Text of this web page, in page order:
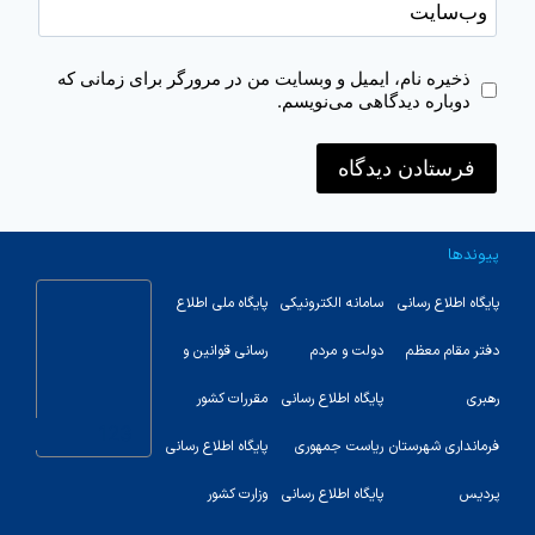
وب‌سایت
ذخیره نام، ایمیل و وبسایت من در مرورگر برای زمانی که
دوباره دیدگاهی می‌نویسم.
پیوندها
پایگاه اطلاع رسانی
دفتر مقام معظم
رهبری
فرمانداری شهرستان
پردیس
سامانه الکترونیکی
دولت و مردم
پایگاه اطلاع رسانی
ریاست جمهوری
پایگاه اطلاع رسانی
پایگاه ملی اطلاع
رسانی قوانین و
مقررات کشور
پایگاه اطلاع رسانی
وزارت کشور